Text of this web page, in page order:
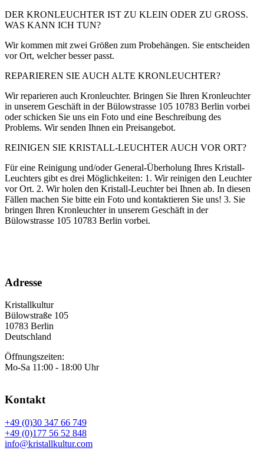
DER KRONLEUCHTER IST ZU KLEIN ODER ZU GROSS.
WAS KANN ICH TUN?
Wir kommen mit zwei Größen zum Probehängen. Sie entscheiden
vor Ort, welcher besser passt.
REPARIEREN SIE AUCH ALTE KRONLEUCHTER?
Wir reparieren auch Kronleuchter. Bringen Sie Ihren Kronleuchter
in unserem Geschäft in der Bülowstrasse 105 10783 Berlin vorbei
oder schicken Sie uns ein Foto und eine Beschreibung des
Problems. Wir senden Ihnen ein Preisangebot.
REINIGEN SIE KRISTALL-LEUCHTER AUCH VOR ORT?
Für eine Reinigung und/oder General-Überholung Ihres Kristall-
Leuchters gibt es drei Möglichkeiten: 1. Wir reinigen den Leuchter
vor Ort. 2. Wir holen den Kristall-Leuchter bei Ihnen ab. In diesen
Fällen machen Sie bitte ein Foto und kontaktieren Sie uns! 3. Sie
bringen Ihren Kronleuchter in unserem Geschäft in der
Bülowstrasse 105 10783 Berlin vorbei.
Adresse
Kristallkultur
Bülowstraße 105
10783 Berlin
Deutschland
Öffnungszeiten:
Mo-Sa 11:00 - 18:00 Uhr
Kontakt
+49 (0)30 347 66 749
+49 (0)177 56 52 848
info@kristallkultur.com